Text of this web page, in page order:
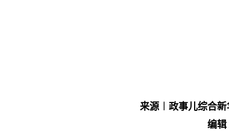
来源︱政事儿综合新
编辑